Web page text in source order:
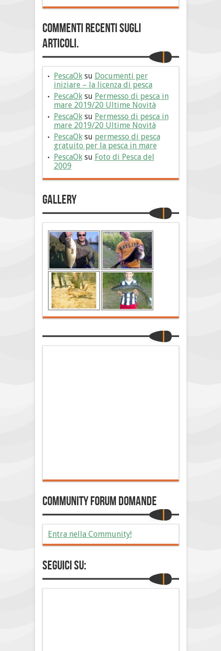
Commenti Recenti sugli
articoli.
PescaOksu Documenti per
iniziare – la licenza di pesca
PescaOksu Permesso di pesca in
mare 2019/20 Ultime Novità
PescaOksu Permesso di pesca in
mare 2019/20 Ultime Novità
PescaOksu permesso di pesca
gratuito per la pesca in mare
PescaOksu Foto di Pesca del
2009
Gallery
Community Forum Domande
Entra nella Community!
Seguici su: